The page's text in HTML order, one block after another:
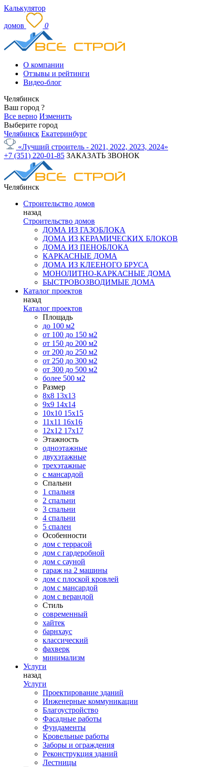
Калькулятор
домов 0
О компании
Отзывы и рейтинги
Видео-блог
Челябинск
Ваш город ?
Все верно Изменить
Выберите город
Челябинск Екатеринбург
«Лучший строитель - 2021, 2022, 2023, 2024»
+7 (351) 220-01-85 ЗАКАЗАТЬ ЗВОНОК
Челябинск
Строительство домов
назад
Строительство домов
ДОМА ИЗ ГАЗОБЛОКА
ДОМА ИЗ КЕРАМИЧЕСКИХ БЛОКОВ
ДОМА ИЗ ПЕНОБЛОКА
КАРКАСНЫЕ ДОМА
ДОМА ИЗ КЛЕЕНОГО БРУСА
МОНОЛИТНО-КАРКАСНЫЕ ДОМА
БЫСТРОВОЗВОДИМЫЕ ДОМА
Каталог проектов
назад
Каталог проектов
Площадь
до 100 м2
от 100 до 150 м2
от 150 до 200 м2
от 200 до 250 м2
от 250 до 300 м2
от 300 до 500 м2
более 500 м2
Размер
8х8 13х13
9х9 14х14
10х10 15х15
11x11 16х16
12х12 17х17
Этажность
одноэтажные
двухэтажные
трехэтажные
с мансардой
Спальни
1 спальня
2 спальни
3 спальни
4 спальни
5 спален
Особенности
дом с террасой
дом с гардеробной
дом с сауной
гараж на 2 машины
дом с плоской кровлей
дом с мансардой
дом с верандой
Стиль
современный
хайтек
барнхаус
классический
фахверк
минимализм
Услуги
назад
Услуги
Проектирование зданий
Инженерные коммуникации
Благоустройство
Фасадные работы
Фундаменты
Кровельные работы
Заборы и ограждения
Реконструкция зданий
Лестницы